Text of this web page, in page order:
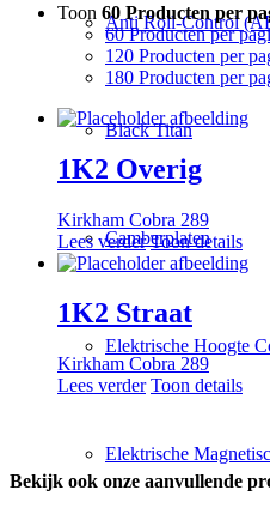
Anti Roll-Control
Black Titan
Camberplaten
Elektrische Hoogte
Elektrische
Toon 60 Producten per
60 Producten per
120 Producten per
180 Producten per
1K2 Overig
Kirkham Cobra 289
Lees verder Toon details
1K2 Straat
Kirkham Cobra 289
Lees verder Toon details
Bekijk ook onze aanvullende